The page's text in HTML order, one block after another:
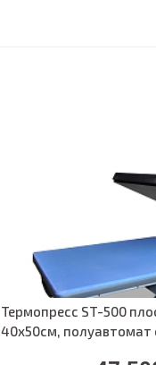
Термопресс ST-500
40х50см,